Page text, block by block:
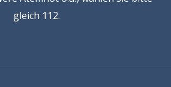
gleich 112.